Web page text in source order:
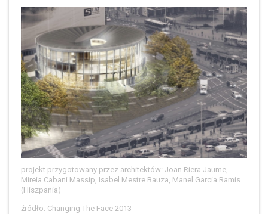
projekt przygotowany przez architektów: Joan Riera Jaume,
Mireia Cabani Massip, Isabel Mestre Bauza, Manel Garcia Ramis
(Hiszpania)
źródło: Changing The Face 2013